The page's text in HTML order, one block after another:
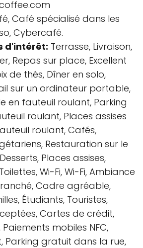
Café spécialisé dans les
Cybercafé.
d'intérêt: Terrasse, Livraison,
Repas sur place, Excellent
de thés, Dîner en solo,
sur un ordinateur portable,
en fauteuil roulant, Parking
roulant, Places assises
roulant, Cafés,
Restauration sur le
Places assises,
Wi-Fi, Wi-Fi, Ambiance
Cadre agréable,
Étudiants, Touristes,
Cartes de crédit,
mobiles NFC,
Parking gratuit dans la rue,